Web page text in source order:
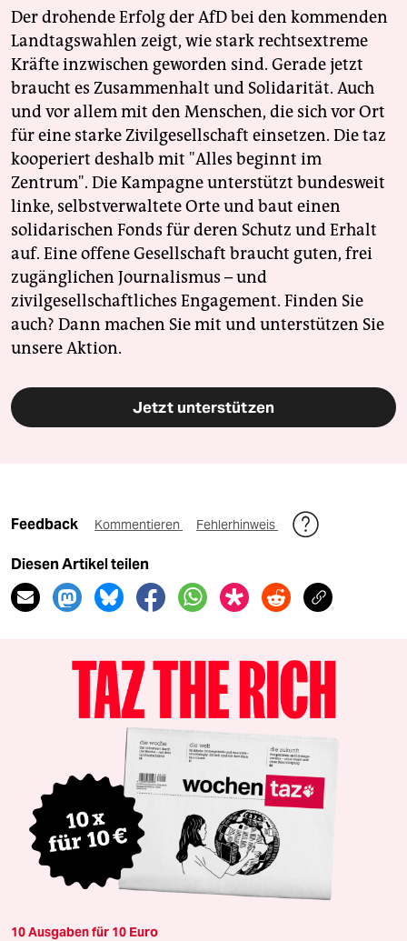
Der drohende Erfolg der AfD bei den kommenden
Landtagswahlen zeigt, wie stark rechtsextreme
Kräfte inzwischen geworden sind. Gerade jetzt
braucht es Zusammenhalt und Solidarität. Auch
und vor allem mit den Menschen, die sich vor Ort
für eine starke Zivilgesellschaft einsetzen. Die taz
kooperiert deshalb mit "Alles beginnt im
Zentrum". Die Kampagne unterstützt bundesweit
linke, selbstverwaltete Orte und baut einen
solidarischen Fonds für deren Schutz und Erhalt
auf. Eine offene Gesellschaft braucht guten, frei
zugänglichen Journalismus – und
zivilgesellschaftliches Engagement. Finden Sie
auch? Dann machen Sie mit und unterstützen Sie
unsere Aktion.
Jetzt unterstützen
Feedback Kommentieren Fehlerhinweis
Diesen Artikel teilen
10 Ausgaben für 10 Euro